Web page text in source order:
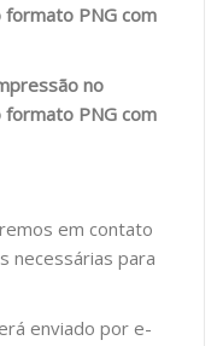
PNG com
no
PNG com
em contato
necessárias para
enviado por e-